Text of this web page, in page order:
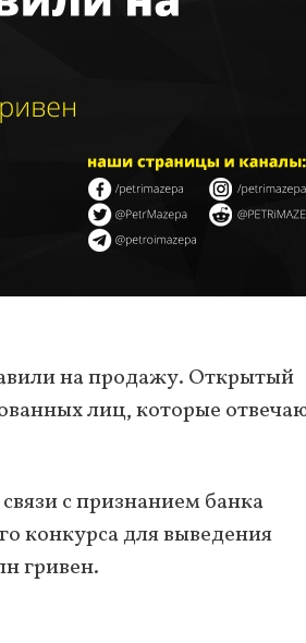
на продажу. Открытый
лиц, которые
связи с признанием банка
конкурса для выведения
гривен.